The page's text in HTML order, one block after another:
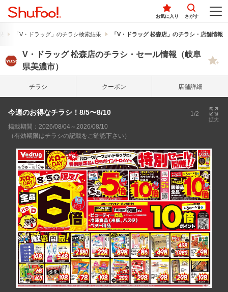
お気に入り さがす
「V・ドラッグ」のチラシ検索結果 「V・ドラッグ 松森店」のチラシ・店舗情報
V・ドラッグ 松森店のチラシ・セール情報（岐阜
県美濃市）
チラシ クーポン 店舗詳細
今週のお得なチラシ！8/5〜8/10 1/2
拡大
掲載期間：2026/08/04～2026/08/10
（有効期限はチラシの記載をご確認下さい）